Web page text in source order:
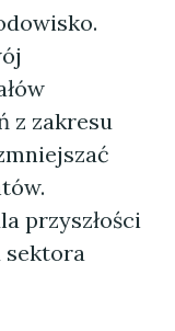
z zakresu
przyszłości
sektora